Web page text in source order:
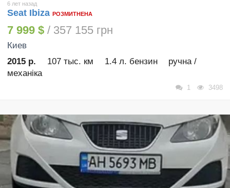
6 лет назад
Seat Ibiza РОЗМИТНЕНА
7 999 $ / 357 155 грн
Киев
2015 р.
107 тыс. км 1.4 л. бензин
ручна /
механіка
1 3498